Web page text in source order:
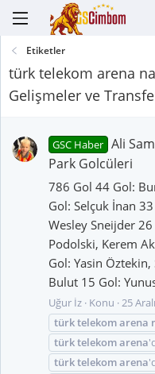
Etiketler
türk telekom arena
Gelişmeler ve
GSC Haber Ali
Park Golcüleri
786 Gol 44 Gol:
Gol: Selçuk İnan
Wesley Sneijder
Podolski, Kerem
Gol: Yasin
Bulut 15 Gol:
Uğur İz Konu 25
türktelekomarena
türktelekomarena
türktelekomarena